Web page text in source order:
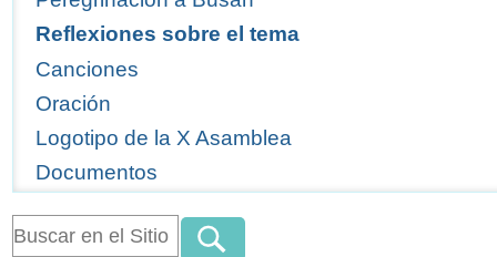
Reflexiones sobre el tema
Canciones
Oración
Logotipo de la X Asamblea
Documentos